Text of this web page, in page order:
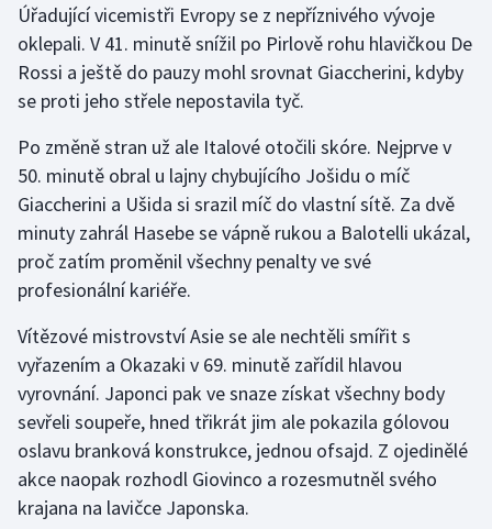
Rychlobruslení
Rychlostní kanoistika
Short track
Sportovní střelba
Stolní tenis
Triatlon
Veslování
Vodní slalom
Volejbal
Ostatní
Úřadující vicemistři Evropy se z nepříznivého vývoje
oklepali. V 41. minutě snížil po Pirlově rohu hlavičkou De
Rossi a ještě do pauzy mohl srovnat Giaccherini, kdyby
se proti jeho střele nepostavila tyč.
Po změně stran už ale Italové otočili skóre. Nejprve v
50. minutě obral u lajny chybujícího Jošidu o míč
Giaccherini a Ušida si srazil míč do vlastní sítě. Za dvě
minuty zahrál Hasebe se vápně rukou a Balotelli ukázal,
proč zatím proměnil všechny penalty ve své
profesionální kariéře.
Vítězové mistrovství Asie se ale nechtěli smířit s
vyřazením a Okazaki v 69. minutě zařídil hlavou
vyrovnání. Japonci pak ve snaze získat všechny body
sevřeli soupeře, hned třikrát jim ale pokazila gólovou
oslavu branková konstrukce, jednou ofsajd. Z ojedinělé
akce naopak rozhodl Giovinco a rozesmutněl svého
krajana na lavičce Japonska.